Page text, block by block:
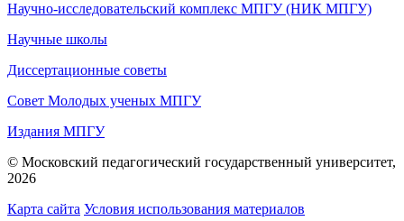
Научно-исследовательский комплекс МПГУ (НИК МПГУ)
Научные школы
Диссертационные советы
Совет Молодых ученых МПГУ
Издания МПГУ
© Московский педагогический государственный университет,
2026
Карта сайта Условия использования материалов